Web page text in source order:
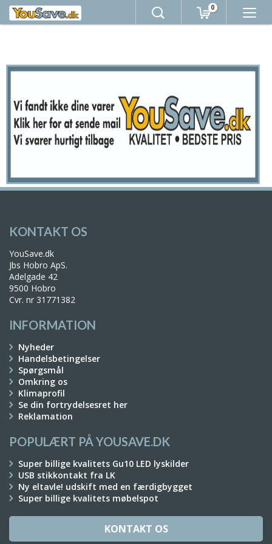
0
KONTAKT OS
YouSave.dk
Jbs Hobro ApS.
Adelgade 42
9500 Hobro
Cvr. nr 31771382
INFORMATION
Nyheder
Handelsbetingelser
Spørgsmål
Omkring os
Klimaprofil
Se din fortrydelsesret her
Reklamation
POPULÆRT PÅ YOUSAVE.DK
Super billige kvalitets Gu10 LED lyskilder
USB stikkontakt fra LK
Ny eltavle! udskift med en færdigbygget
Super billige kvalitets møbelspot
KONTAKT OS